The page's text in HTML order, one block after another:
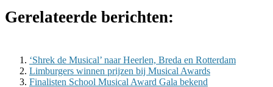
Gerelateerde berichten:
‘Shrek de Musical’ naar Heerlen, Breda en Rotterdam
Limburgers winnen prijzen bij Musical Awards
Finalisten School Musical Award Gala bekend